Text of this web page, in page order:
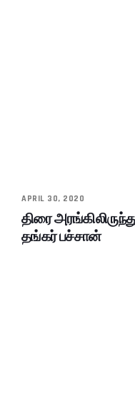
APRIL 30, 2020
திரை
தங்கர் பச்சான்